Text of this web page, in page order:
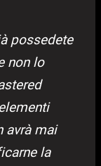
possedete
non lo
avrà mai
la